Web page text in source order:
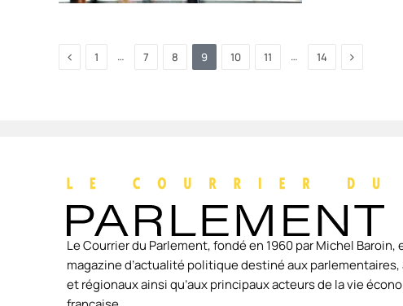
Previous
1 … 7 8 9 10 11 … 14 Next
Le Courrier du Parlement, fondé en 1960 par Michel Baroin,
magazine d’actualité politique destiné aux
et régionaux ainsi qu’aux principaux acteurs de la vie